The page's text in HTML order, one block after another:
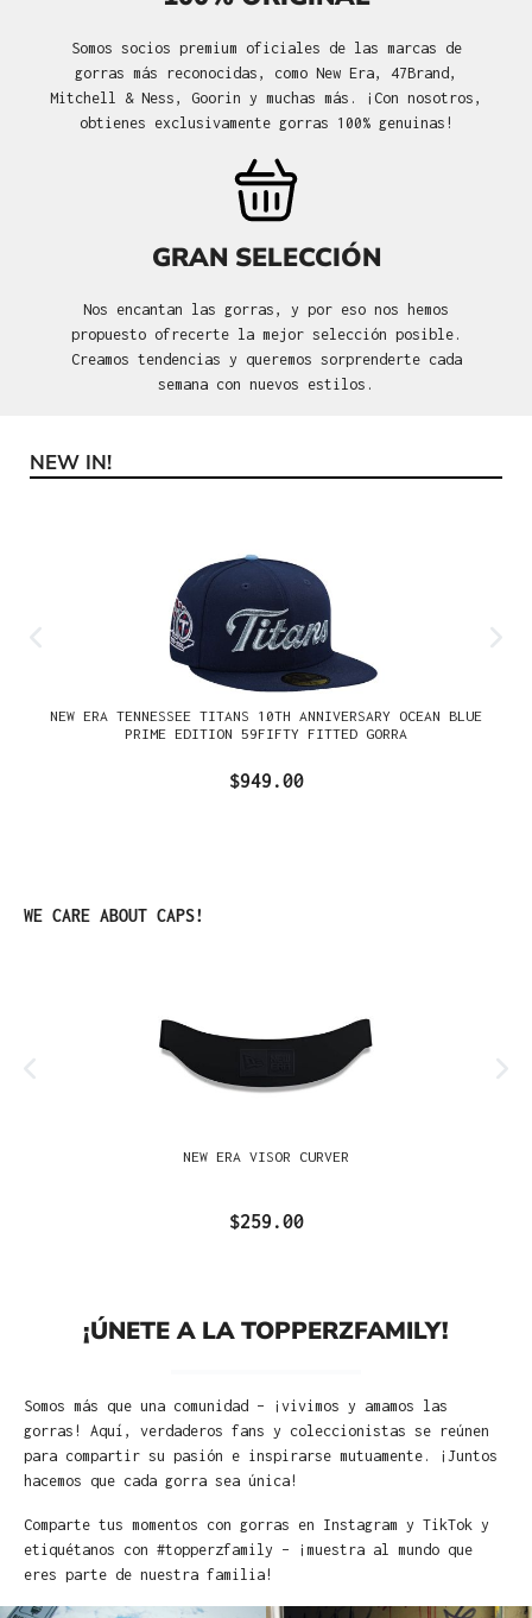
Somos socios premium oficiales de las marcas de
gorras más reconocidas, como New Era, 47Brand,
Mitchell & Ness, Goorin y muchas más. ¡Con nosotros,
obtienes exclusivamente gorras 100% genuinas!
GRAN SELECCIÓN
Nos encantan las gorras, y por eso nos hemos
propuesto ofrecerte la mejor selección posible.
Creamos tendencias y queremos sorprenderte cada
semana con nuevos estilos.
Omitir la galería de productos
NEW IN!
NEW ERA TENNESSEE TITANS 10TH ANNIVERSARY OCEAN BLUE
PRIME EDITION 59FIFTY FITTED GORRA
$949.00
Omitir la galería de productos
WE CARE ABOUT CAPS!
NEW ERA VISOR CURVER
$259.00
¡ÚNETE A LA TOPPERZFAMILY!
Somos más que una comunidad – ¡vivimos y amamos las
gorras! Aquí, verdaderos fans y coleccionistas se reúnen
para compartir su pasión e inspirarse mutuamente. ¡Juntos
hacemos que cada gorra sea única!
Comparte tus momentos con gorras en Instagram y TikTok y
etiquétanos con #topperzfamily – ¡muestra al mundo que
eres parte de nuestra familia!